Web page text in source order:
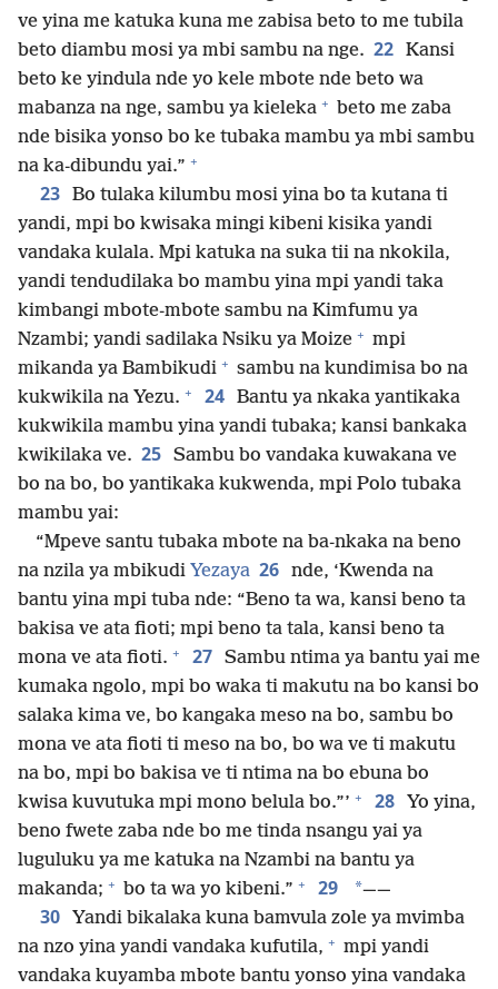
ve yina me katuka kuna me zabisa beto to me tubila
beto diambu mosi ya mbi sambu na nge. 22 Kansi
beto ke yindula nde yo kele mbote nde beto wa
mabanza na nge, sambu ya kieleka + beto me zaba
nde bisika yonso bo ke tubaka mambu ya mbi sambu
na ka-dibundu yai.” +
23 Bo tulaka kilumbu mosi yina bo ta kutana ti
yandi, mpi bo kwisaka mingi kibeni kisika yandi
vandaka kulala. Mpi katuka na suka tii na nkokila,
yandi tendudilaka bo mambu yina mpi yandi taka
kimbangi mbote-mbote sambu na Kimfumu ya
Nzambi; yandi sadilaka Nsiku ya Moize + mpi
mikanda ya Bambikudi + sambu na kundimisa bo na
kukwikila na Yezu. + 24 Bantu ya nkaka yantikaka
kukwikila mambu yina yandi tubaka; kansi bankaka
kwikilaka ve. 25 Sambu bo vandaka kuwakana ve
bo na bo, bo yantikaka kukwenda, mpi Polo tubaka
mambu yai:
“Mpeve santu tubaka mbote na ba-nkaka na beno
na nzila ya mbikudi Yezaya 26 nde, ‘Kwenda na
bantu yina mpi tuba nde: “Beno ta wa, kansi beno ta
bakisa ve ata fioti; mpi beno ta tala, kansi beno ta
mona ve ata fioti. + 27 Sambu ntima ya bantu yai me
kumaka ngolo, mpi bo waka ti makutu na bo kansi bo
salaka kima ve, bo kangaka meso na bo, sambu bo
mona ve ata fioti ti meso na bo, bo wa ve ti makutu
na bo, mpi bo bakisa ve ti ntima na bo ebuna bo
kwisa kuvutuka mpi mono belula bo.”’ + 28
Yo yina,
beno fwete zaba nde bo me tinda nsangu yai ya
luguluku ya me katuka na Nzambi na bantu ya
makanda; + bo ta wa yo kibeni.” + 29 *——
30
Yandi bikalaka kuna bamvula zole ya mvimba
na nzo yina yandi vandaka kufutila, + mpi yandi
vandaka kuyamba mbote bantu yonso yina vandaka